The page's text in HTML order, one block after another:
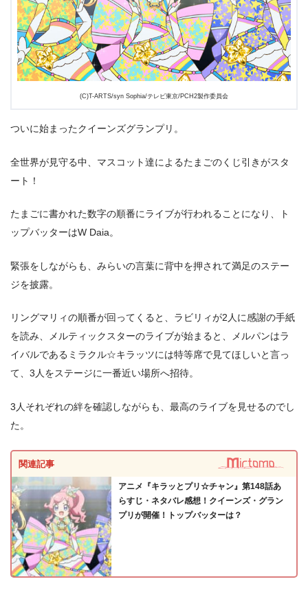
タバレ感想まとめ
(C)T-ARTS/syn Sophia/テレビ東京/PCH2製作委員会
ついに始まったクイーンズグランプリ。
全世界が見守る中、マスコット達によるたまごのくじ引きがスタ
ート！
たまごに書かれた数字の順番にライブが行われることになり、ト
ップバッターはW Daia。
緊張をしながらも、みらいの言葉に背中を押されて満足のステー
ジを披露。
リングマリィの順番が回ってくると、ラビリィが2人に感謝の手紙
を読み、メルティックスターのライブが始まると、メルパンはラ
イバルであるミラクル☆キラッツには特等席で見てほしいと言っ
て、3人をステージに一番近い場所へ招待。
3人それぞれの絆を確認しながらも、最高のライブを見せるのでし
た。
関連記事
アニメ『キラッとプリ☆チャン』第148話あ
らすじ・ネタバレ感想！クイーンズ・グラン
プリが開催！トップバッターは？